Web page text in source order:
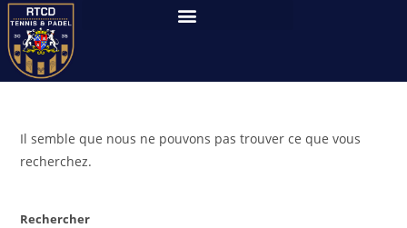
Il semble que nous ne pouvons pas trouver ce que vous
recherchez.
Rechercher